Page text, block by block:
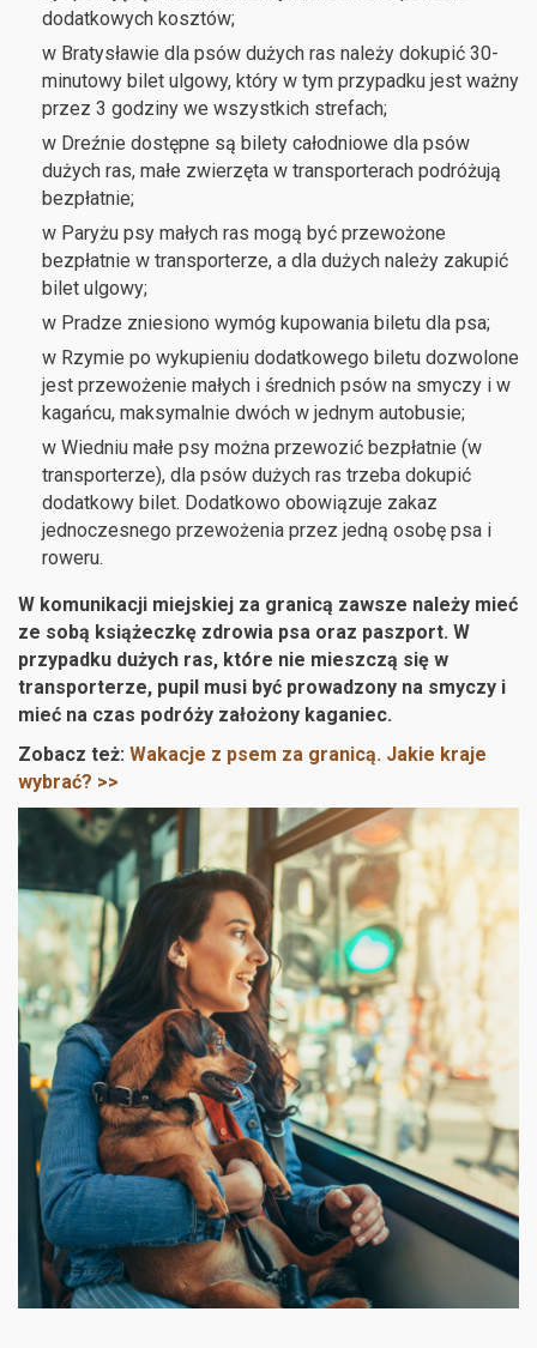
dodatkowych kosztów;
w Bratysławie dla psów dużych ras należy dokupić 30-
minutowy bilet ulgowy, który w tym przypadku jest ważny
przez 3 godziny we wszystkich strefach;
w Dreźnie dostępne są bilety całodniowe dla psów
dużych ras, małe zwierzęta w transporterach podróżują
bezpłatnie;
w Paryżu psy małych ras mogą być przewożone
bezpłatnie w transporterze, a dla dużych należy zakupić
bilet ulgowy;
w Pradze zniesiono wymóg kupowania biletu dla psa;
w Rzymie po wykupieniu dodatkowego biletu dozwolone
jest przewożenie małych i średnich psów na smyczy i w
kagańcu, maksymalnie dwóch w jednym autobusie;
w Wiedniu małe psy można przewozić bezpłatnie (w
transporterze), dla psów dużych ras trzeba dokupić
dodatkowy bilet. Dodatkowo obowiązuje zakaz
jednoczesnego przewożenia przez jedną osobę psa i
roweru.
W komunikacji miejskiej za granicą zawsze należy mieć
ze sobą książeczkę zdrowia psa oraz paszport. W
przypadku dużych ras, które nie mieszczą się w
transporterze, pupil musi być prowadzony na smyczy i
mieć na czas podróży założony kaganiec.
Zobacz też: Wakacje z psem za granicą. Jakie kraje
wybrać? >>